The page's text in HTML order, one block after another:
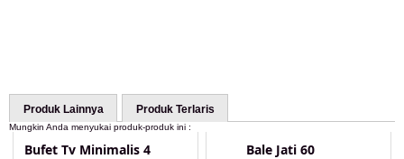
Produk Lainnya Produk Terlaris
Mungkin Anda menyukai produk-produk ini :
Bufet Tv Minimalis 4 Bale Jati 60